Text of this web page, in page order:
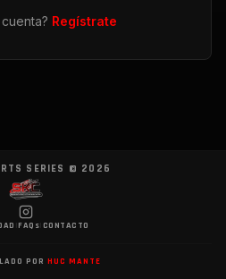
Regístrate
SERIES © 2026
FAQs CONTACTO
POR HUC MANTE